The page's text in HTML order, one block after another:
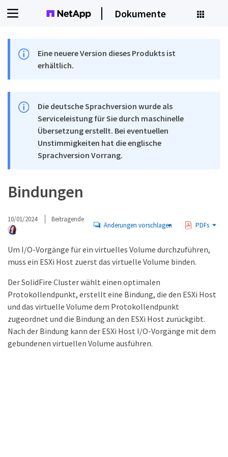
Dokumente
Eine neuere Version dieses Produkts ist
erhältlich.
Die deutsche Sprachversion wurde als
Serviceleistung für Sie durch maschinelle
Übersetzung erstellt. Bei eventuellen
Unstimmigkeiten hat die englische
Sprachversion Vorrang.
Bindungen
10/01/2024 Beitragende
Änderungen vorschlagen PDFs
Um I/O-Vorgänge für ein virtuelles Volume durchzuführen,
muss ein ESXi Host zuerst das virtuelle Volume binden.
Der SolidFire Cluster wählt einen optimalen
Protokollendpunkt, erstellt eine Bindung, die den ESXi Host
und das virtuelle Volume dem Protokollendpunkt
zugeordnet und die Bindung an den ESXi Host zurückgibt.
Nach der Bindung kann der ESXi Host I/O-Vorgänge mit dem
gebundenen virtuellen Volume ausführen.